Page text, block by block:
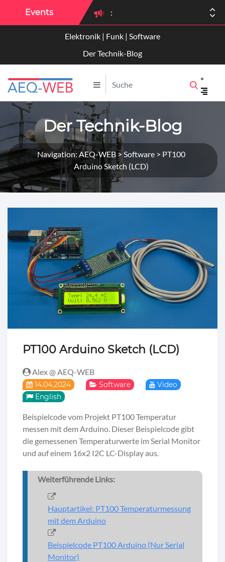
Events :
:
Elektronik | Funk | Software
Der Technik-Blog
Der Technik-Blog
Navigation: AEQ-WEB > Software > PT100
Arduino Sketch (LCD)
PT100 Arduino Sketch (LCD)
Alex @ AEQ-WEB
14.04.2024 Software
Video
English
Beispielcode vom Projekt PT100 Temperatur
messen mit dem Arduino. Dieser Beispielcode gibt
die gemessenen Temperaturwerte im Serial Monitor
und auf einem 16x2 I2C LC-Display aus.
Weiterführende Links:
Hauptartikel: PT100 Temperaturmessung
mit dem Arduino
Beispielcode PT100 Arduino (Nur Serial
Monitor)